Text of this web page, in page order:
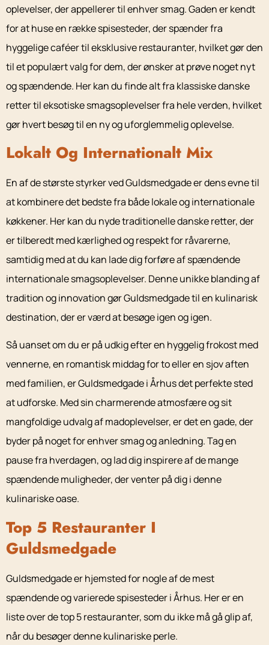
oplevelser, der appellerer til enhver smag. Gaden er kendt
for at huse en række spisesteder, der spænder fra
hyggelige caféer til eksklusive restauranter, hvilket gør den
til et populært valg for dem, der ønsker at prøve noget nyt
og spændende. Her kan du finde alt fra klassiske danske
retter til eksotiske smagsoplevelser fra hele verden, hvilket
gør hvert besøg til en ny og uforglemmelig oplevelse.
Lokalt Og Internationalt Mix
En af de største styrker ved Guldsmedgade er dens evne til
at kombinere det bedste fra både lokale og internationale
køkkener. Her kan du nyde traditionelle danske retter, der
er tilberedt med kærlighed og respekt for råvarerne,
samtidig med at du kan lade dig forføre af spændende
internationale smagsoplevelser. Denne unikke blanding af
tradition og innovation gør Guldsmedgade til en kulinarisk
destination, der er værd at besøge igen og igen.
Så uanset om du er på udkig efter en hyggelig frokost med
vennerne, en romantisk middag for to eller en sjov aften
med familien, er Guldsmedgade i Århus det perfekte sted
at udforske. Med sin charmerende atmosfære og sit
mangfoldige udvalg af madoplevelser, er det en gade, der
byder på noget for enhver smag og anledning. Tag en
pause fra hverdagen, og lad dig inspirere af de mange
spændende muligheder, der venter på dig i denne
kulinariske oase.
Top 5 Restauranter I
Guldsmedgade
Guldsmedgade er hjemsted for nogle af de mest
spændende og varierede spisesteder i Århus. Her er en
liste over de top 5 restauranter, som du ikke må gå glip af,
når du besøger denne kulinariske perle.